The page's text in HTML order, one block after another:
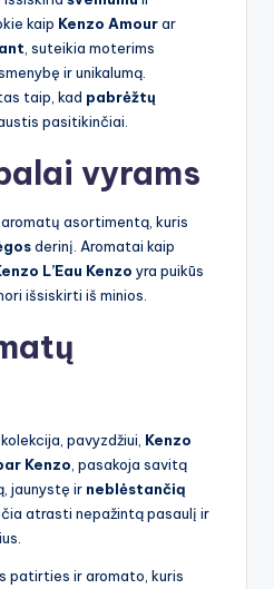
kaip Kenzo Amourar
, suteikia moterims
ir unikalumą.
taip, kad pabrėžtų
pasitikinčiai.
vyrams
asortimentą, kuris
derinį. Aromatai kaip
L’Eau Kenzo yra puikūs
išsiskirti iš minios.
pavyzdžiui, Kenzo
Kenzo , pasakoja savitą
jaunystę ir neblėstančią
atrasti nepažintą pasaulį ir
patirties ir aromato, kuris